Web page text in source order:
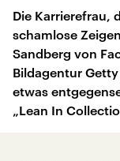
Die Karrierefrau,
schamlose
Sandberg von
Bildagentur
etwas
„Lean In